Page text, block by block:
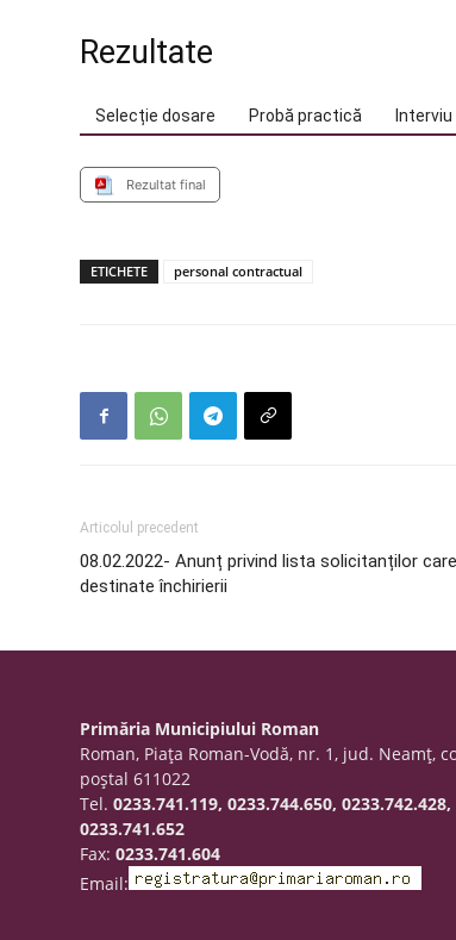
Rezultate
Selecție dosare Probă practică Interviu
Rezultat final
ETICHETE personal contractual
Articolul precedent
08.02.2022- Anunț privind lista solicitanților
destinate închirierii
Primăria Municipiului Roman
Roman, Piaţa Roman-Vodă, nr. 1, jud. Neamţ,
poştal 611022
Tel.0233.741.119, 0233.744.650, 0233.742.428,
0233.741.652
Fax:0233.741.604
Email: